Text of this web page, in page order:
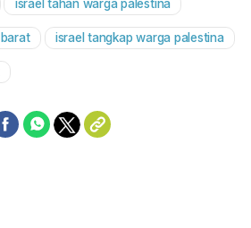
Mute
israel tahan warga palestina
israel tangkap warga palestina